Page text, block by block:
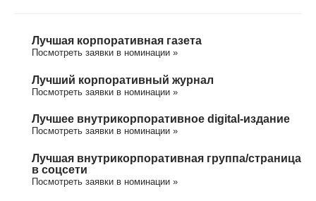
Лучшая корпоративная газета
Посмотреть заявки в номинации »
Лучший корпоративный журнал
Посмотреть заявки в номинации »
Лучшее внутрикорпоративное digital-издание
Посмотреть заявки в номинации »
Лучшая внутрикорпоративная группа/cтраница
в соцсети
Посмотреть заявки в номинации »